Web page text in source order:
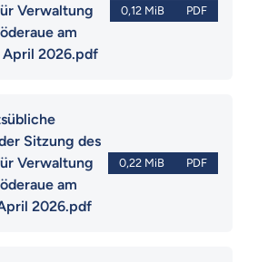
Verwaltung
am
2026.pdf
0,12 MiB PDF
Sitzung des
Verwaltung
am
2026.pdf
0,22 MiB PDF